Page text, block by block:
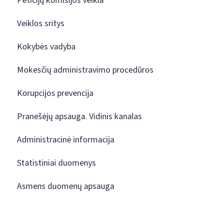
Veiklos sritys
Kokybės vadyba
Mokesčių administravimo procedūros
Korupcijos prevencija
Pranešėjų apsauga. Vidinis kanalas
Administracinė informacija
Statistiniai duomenys
Asmens duomenų apsauga